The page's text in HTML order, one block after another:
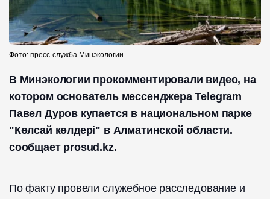
Фото: пресс-служба Минэкологии
В Минэкологии прокомментировали видео, на
котором основатель мессенджера Telegram
Павел Дуров купается в национальном парке
"Көлсай көлдері" в Алматинской области.
сообщает prosud.kz.
По факту провели служебное расследование и